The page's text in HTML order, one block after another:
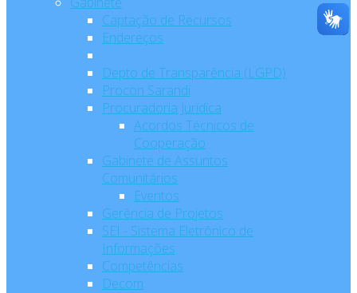
Captação de Recursos
Endereços
Depto de Transparência (LGPD)
Procon Sarandi
Procuradoria Jurídica
Acordos Técnicos de
Cooperação
Gabinete de Assuntos
Comunitários
Eventos
Gerência de Projetos
SEI - Sistema Eletrônico de
Informações
Competências
Decom